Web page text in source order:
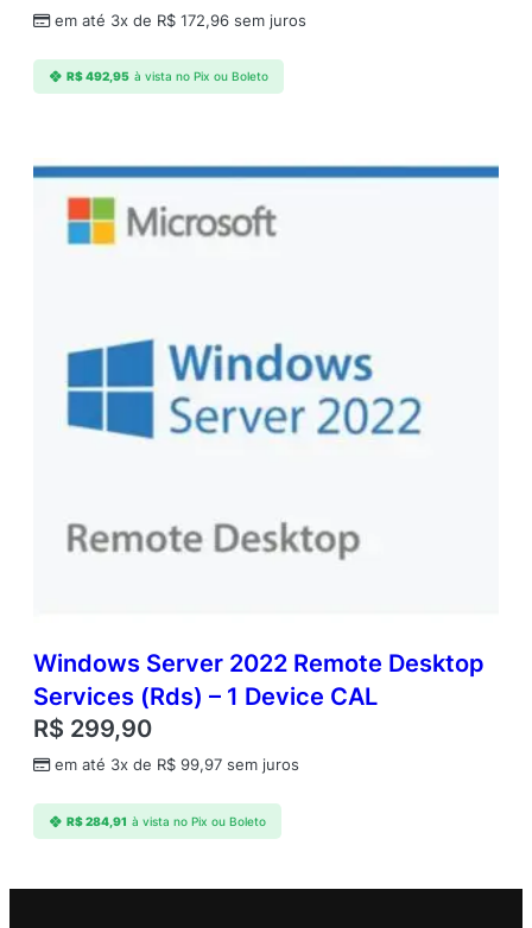
em até 3x de R$ 172,96 sem juros
R$492,95 à vista no Pix ou Boleto
Windows Server 2022 Remote Desktop
Services (Rds) – 1 Device CAL
R$ 299,90
em até 3x de R$ 99,97 sem juros
R$284,91 à vista no Pix ou Boleto